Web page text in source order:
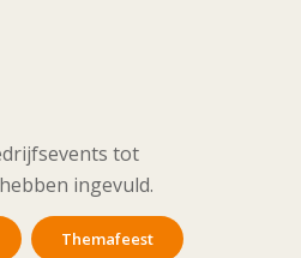
tot
ingevuld.
Themafeest